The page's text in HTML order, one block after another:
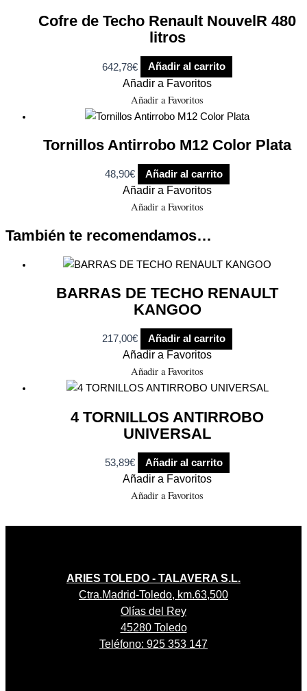
Cofre de Techo Renault NouvelR 480
litros
642,78€ Añadir al carrito
Añadir a Favoritos
Añadir a Favoritos
Tornillos Antirrobo M12 Color Plata
48,90€ Añadir al carrito
Añadir a Favoritos
Añadir a Favoritos
También te recomendamos…
BARRAS DE TECHO RENAULT
KANGOO
217,00€ Añadir al carrito
Añadir a Favoritos
Añadir a Favoritos
4 TORNILLOS ANTIRROBO
UNIVERSAL
53,89€ Añadir al carrito
Añadir a Favoritos
Añadir a Favoritos
ARIES TOLEDO - TALAVERA S.L.
Ctra.Madrid-Toledo, km.63,500
Olías del Rey
45280 Toledo
Teléfono: 925 353 147